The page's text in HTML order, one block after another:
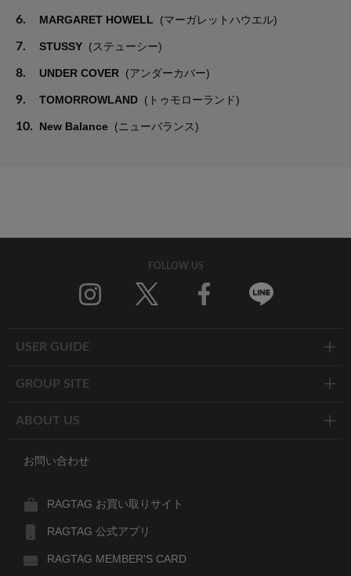
6. MARGARET HOWELL (マーガレットハウエル)
7. STUSSY (ステューシー)
8. UNDER COVER (アンダーカバー)
9. TOMORROWLAND (トゥモローランド)
10. New Balance (ニューバランス)
FOLLOW US
USER GUIDE
GROUP SITE
ABOUT US
お問い合わせ
RAGTAG お買い取りサイト
RAGTAG 公式アプリ
RAGTAG MEMBER'S CARD